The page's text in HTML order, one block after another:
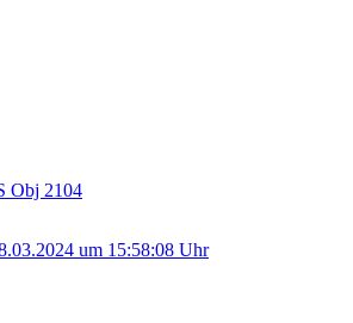
Obj 2104
um 15:58:08 Uhr